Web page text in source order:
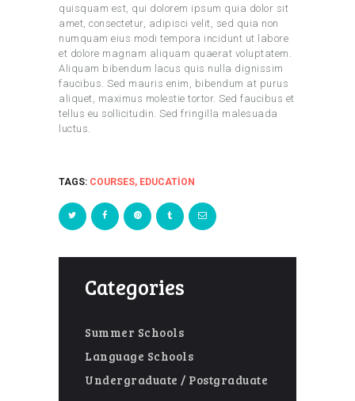
quisquam est, qui dolorem ipsum quia dolor sit
amet, consectetur, adipisci velit, sed quia non
numquam eius modi tempora incidunt ut labore
et dolore magnam aliquam quaerat voluptatem.
Aliquam bibendum lacus quis nulla dignissim
faucibus. Sed mauris enim, bibendum at purus
aliquet, maximus molestie tortor. Sed faucibus et
tellus eu sollicitudin. Sed fringilla malesuada
luctus.
TAGS: COURSES, EDUCATION
Categories
Summer Schools
Language Schools
Undergraduate / Postgraduate